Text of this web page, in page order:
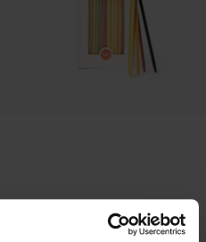
Balvi Jeu Mikadetti - multicolore